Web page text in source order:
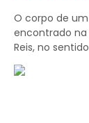
O corpo de
encontrado na
Reis, no